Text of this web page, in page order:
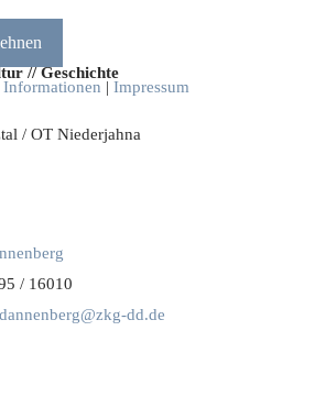
// Geschichte
/ OT Niederjahna
/ 16010
dd.de
Informationen | Impressum